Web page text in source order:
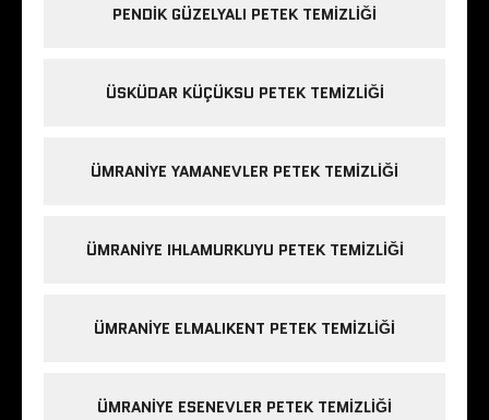
PENDIK GÜZELYALI PETEK TEMIZLIĞI
ÜSKÜDAR KÜÇÜKSU PETEK TEMIZLIĞI
ÜMRANIYE YAMANEVLER PETEK TEMIZLIĞI
ÜMRANIYE IHLAMURKUYU PETEK TEMIZLIĞI
ÜMRANIYE ELMALIKENT PETEK TEMIZLIĞI
ÜMRANIYE ESENEVLER PETEK TEMIZLIĞI